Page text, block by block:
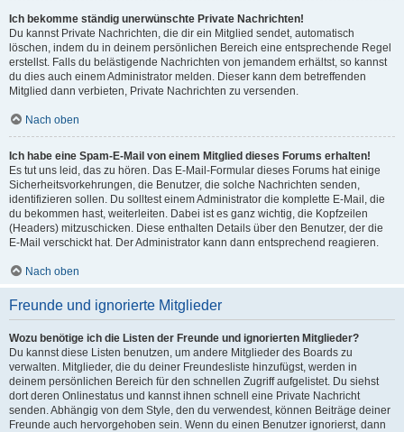
Ich bekomme ständig unerwünschte Private Nachrichten!
Du kannst Private Nachrichten, die dir ein Mitglied sendet, automatisch
löschen, indem du in deinem persönlichen Bereich eine entsprechende Regel
erstellst. Falls du belästigende Nachrichten von jemandem erhältst, so kannst
du dies auch einem Administrator melden. Dieser kann dem betreffenden
Mitglied dann verbieten, Private Nachrichten zu versenden.
Nach oben
Ich habe eine Spam-E-Mail von einem Mitglied dieses Forums erhalten!
Es tut uns leid, das zu hören. Das E-Mail-Formular dieses Forums hat einige
Sicherheitsvorkehrungen, die Benutzer, die solche Nachrichten senden,
identifizieren sollen. Du solltest einem Administrator die komplette E-Mail, die
du bekommen hast, weiterleiten. Dabei ist es ganz wichtig, die Kopfzeilen
(Headers) mitzuschicken. Diese enthalten Details über den Benutzer, der die
E-Mail verschickt hat. Der Administrator kann dann entsprechend reagieren.
Nach oben
Freunde und ignorierte Mitglieder
Wozu benötige ich die Listen der Freunde und ignorierten Mitglieder?
Du kannst diese Listen benutzen, um andere Mitglieder des Boards zu
verwalten. Mitglieder, die du deiner Freundesliste hinzufügst, werden in
deinem persönlichen Bereich für den schnellen Zugriff aufgelistet. Du siehst
dort deren Onlinestatus und kannst ihnen schnell eine Private Nachricht
senden. Abhängig von dem Style, den du verwendest, können Beiträge deiner
Freunde auch hervorgehoben sein. Wenn du einen Benutzer ignorierst, dann